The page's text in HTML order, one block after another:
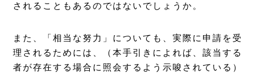
されることもあるのではないでしょうか。
また、「相当な努力」についても、実際に申請を受
理されるためには、（本手引きによれば、該当する
者が存在する場合に照会するよう示唆されている）